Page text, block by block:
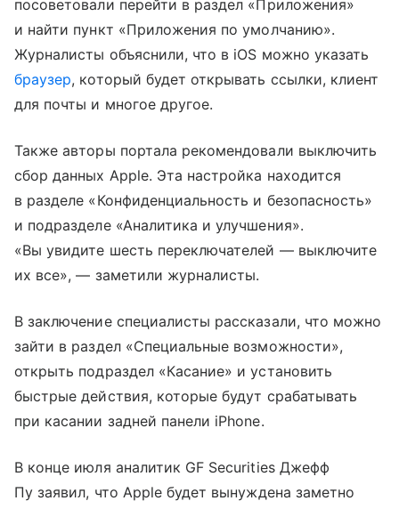
посоветовали перейти в раздел «Приложения»
и найти пункт «Приложения по умолчанию».
Журналисты объяснили, что в iOS можно указать
браузер, который будет открывать ссылки, клиент
для почты и многое другое.
Также авторы портала рекомендовали выключить
сбор данных Apple. Эта настройка находится
в разделе «Конфиденциальность и безопасность»
и подразделе «Аналитика и улучшения».
«Вы увидите шесть переключателей — выключите
их все», — заметили журналисты.
В заключение специалисты рассказали, что можно
зайти в раздел «Специальные возможности»,
открыть подраздел «Касание» и установить
быстрые действия, которые будут срабатывать
при касании задней панели iPhone.
В конце июля аналитик GF Securities Джефф
Пу заявил, что Apple будет вынуждена заметно